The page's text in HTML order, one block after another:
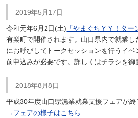
2019年5月17日
令和元年6月2日(土) 「やまぐちＹＹ！ター
有楽町で開催されます。山口県内で就業
にお呼びしてトークセッションを行うイ
前申込みが必要です。詳しくはチラシを御
2018年8月8日
平成30年度山口県漁業就業支援フェアが終
→フェアの様子はこちら